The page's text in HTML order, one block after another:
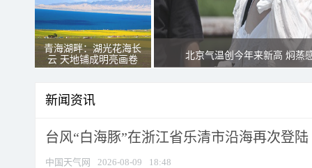
青海湖畔：湖光花海长
云 天地铺成明亮画卷
北京气温创今年来新高 焖蒸
新闻资讯
台风“白海豚”在浙江省乐清市沿海再次登陆
中国天气网 2026-08-09 18:48